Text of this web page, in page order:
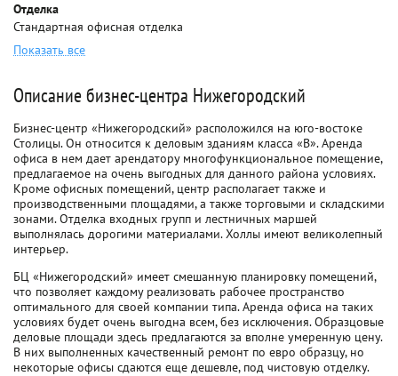
Отделка
Стандартная офисная отделка
Показать все
Описание бизнес-центра Нижегородский
Бизнес-центр «Нижегородский» расположился на юго-востоке
Столицы. Он относится к деловым зданиям класса «В». Аренда
офиса в нем дает арендатору многофункциональное помещение,
предлагаемое на очень выгодных для данного района условиях.
Кроме офисных помещений, центр располагает также и
производственными площадями, а также торговыми и складскими
зонами. Отделка входных групп и лестничных маршей
выполнялась дорогими материалами. Холлы имеют великолепный
интерьер.
БЦ «Нижегородский» имеет смешанную планировку помещений,
что позволяет каждому реализовать рабочее пространство
оптимального для своей компании типа. Аренда офиса на таких
условиях будет очень выгодна всем, без исключения. Образцовые
деловые площади здесь предлагаются за вполне умеренную цену.
В них выполненных качественный ремонт по евро образцу, но
некоторые офисы сдаются еще дешевле, под чистовую отделку.